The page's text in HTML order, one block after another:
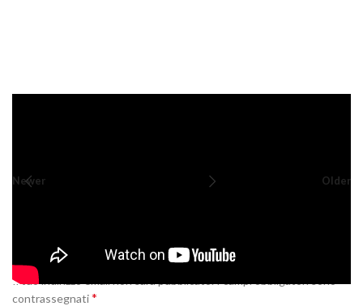
Newer Older
LASCIA UN COMMENTO
Il tuo indirizzo email non sarà pubblicato.
contrassegnati*